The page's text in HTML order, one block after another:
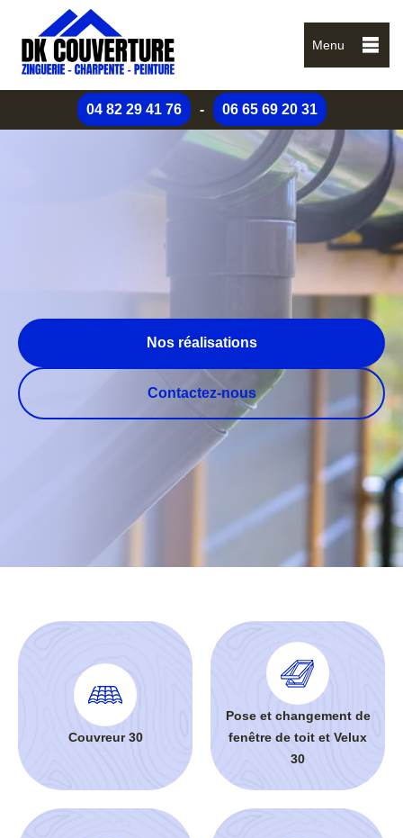
Menu
04 82 29 41 76 - 06 65 69 20 31
Nos réalisations
Contactez-nous
Couvreur 30
Pose et changement de
fenêtre de toit et Velux
30